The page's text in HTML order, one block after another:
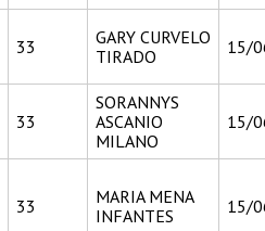
33
GARY CURVELO
TIRADO
15/
33
SORANNYS
ASCANIO
MILANO
15/
33
MARIA MENA
INFANTES
15/